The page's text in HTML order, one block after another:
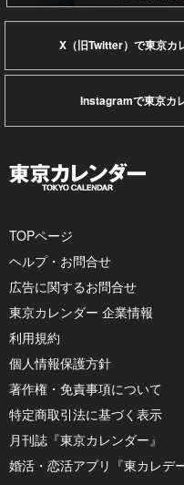
X（旧Twitter）で東京カ
Instagramで東京カ
TOPページ
ヘルプ・お問合せ
広告に関するお問合せ
東京カレンダー 企業情報
利用規約
個人情報保護方針
著作権・免責事項について
特定商取引法に基づく表示
月刊誌『東京カレンダー』
婚活・恋活アプリ『東カレデ